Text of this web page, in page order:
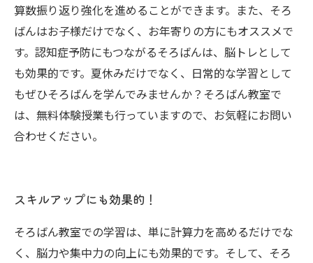
算数振り返り強化を進めることができます。また、そろ
ばんはお子様だけでなく、お年寄りの方にもオススメで
す。認知症予防にもつながるそろばんは、脳トレとして
も効果的です。夏休みだけでなく、日常的な学習として
もぜひそろばんを学んでみませんか？そろばん教室で
は、無料体験授業も行っていますので、お気軽にお問い
合わせください。
スキルアップにも効果的！
そろばん教室での学習は、単に計算力を高めるだけでな
く、脳力や集中力の向上にも効果的です。そして、そろ